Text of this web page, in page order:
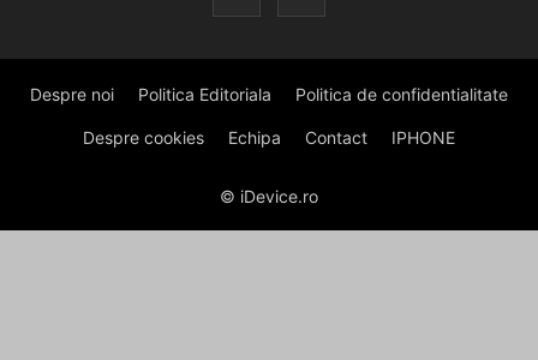
Despre noi Politica Editoriala Politica de confidentialitate
Despre cookies Echipa Contact IPHONE
© iDevice.ro